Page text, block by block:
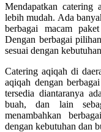
Mendapatkan catering
lebih mudah. Ada
berbagai macam
Dengan berbagai
sesuai dengan
Catering aqiqah di
aqiqah dengan
tersedia diantaranya
buah, dan lain
menambahkan
dengan kebutuhan dan